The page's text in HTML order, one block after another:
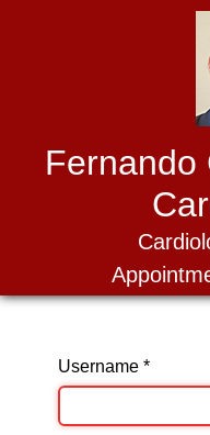
Fernando
Username *